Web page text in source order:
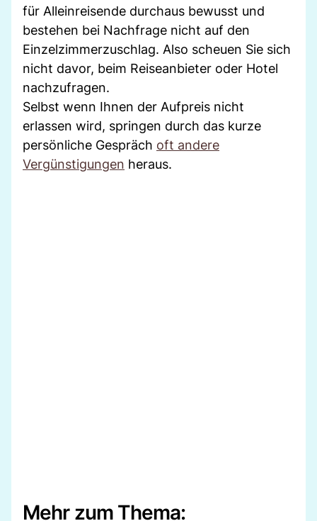
für Alleinreisende durchaus bewusst und
bestehen bei Nachfrage nicht auf den
Einzelzimmerzuschlag. Also scheuen Sie sich
nicht davor, beim Reiseanbieter oder Hotel
nachzufragen.
Selbst wenn Ihnen der Aufpreis nicht
erlassen wird, springen durch das kurze
persönliche Gespräch oft andere
Vergünstigungen heraus.
Mehr zum Thema: